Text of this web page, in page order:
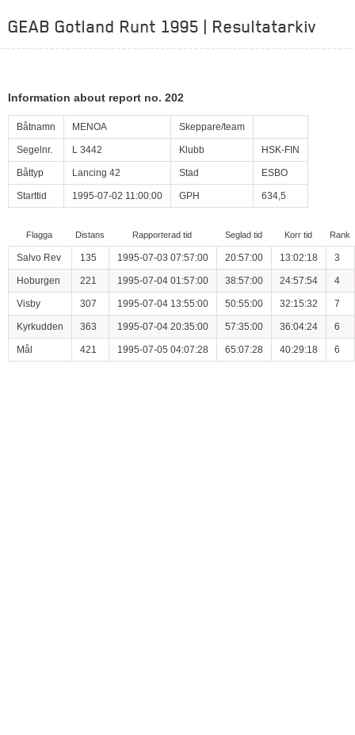
GEAB Gotland Runt 1995 | Resultatarkiv
Information about report no. 202
Båtnamn MENOA Skeppare/team
Segelnr. L 3442 Klubb HSK-FIN
Båttyp Lancing 42 Stad ESBO
Starttid 1995-07-02 11:00:00 GPH 634,5
Flagga Distans Rapporterad tid Seglad tid Korr tid Rank
Salvo Rev 135 1995-07-03 07:57:00 20:57:00 13:02:18 3
Hoburgen 221 1995-07-04 01:57:00 38:57:00 24:57:54 4
Visby 307 1995-07-04 13:55:00 50:55:00 32:15:32 7
Kyrkudden 363 1995-07-04 20:35:00 57:35:00 36:04:24 6
Mål 421 1995-07-05 04:07:28 65:07:28 40:29:18 6